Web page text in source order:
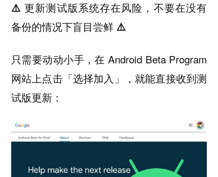
⚠️ 更新测试版系统存在风险，不要在没有
备份的情况下盲目尝鲜 ⚠️
只需要动动小手，在 Android Beta Program
网站上点击「选择加入」，就能直接收到测
试版更新：